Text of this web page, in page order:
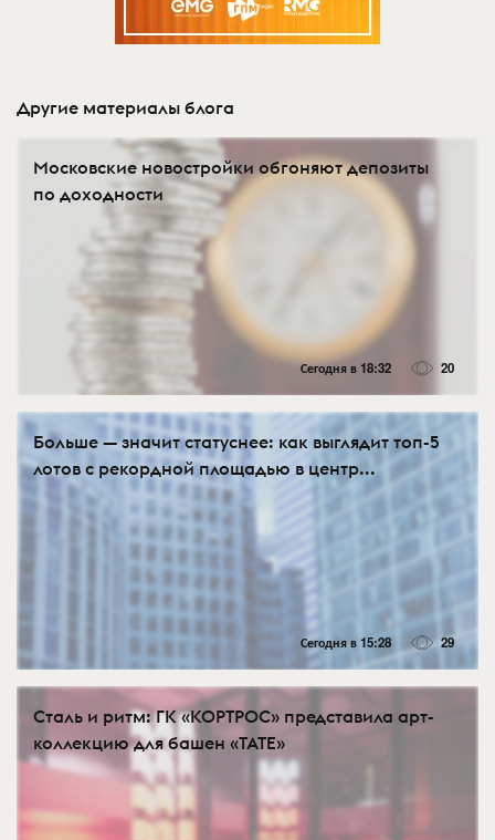
Другие материалы блога
Московские новостройки обгоняют депозиты
по доходности
Сегодня в 18:32 20
Больше — значит статуснее: как выглядит топ-5
лотов с рекордной площадью в центр...
Сегодня в 15:28 29
Сталь и ритм: ГК «КОРТРОС» представила арт-
коллекцию для башен «TATE»